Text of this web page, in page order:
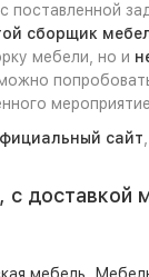
поставленной
сборщик
мебели, но и
сайт
с доставкой